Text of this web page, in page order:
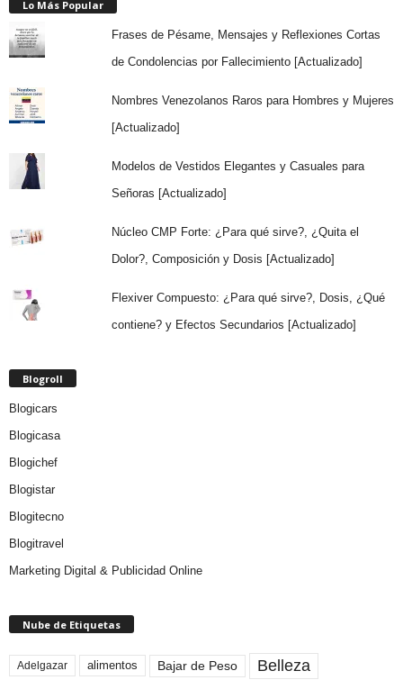
Lo Más Popular
Frases de Pésame, Mensajes y Reflexiones Cortas
de Condolencias por Fallecimiento [Actualizado]
Nombres Venezolanos Raros para Hombres y Mujeres
[Actualizado]
Modelos de Vestidos Elegantes y Casuales para
Señoras [Actualizado]
Núcleo CMP Forte: ¿Para qué sirve?, ¿Quita el
Dolor?, Composición y Dosis [Actualizado]
Flexiver Compuesto: ¿Para qué sirve?, Dosis, ¿Qué
contiene? y Efectos Secundarios [Actualizado]
Blogroll
Blogicars
Blogicasa
Blogichef
Blogistar
Blogitecno
Blogitravel
Marketing Digital & Publicidad Online
Nube de Etiquetas
Adelgazar alimentos Bajar de Peso Belleza